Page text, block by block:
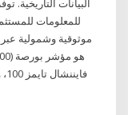
البيانات التاريخية.
للمعلومات
موثوقية وشمولية